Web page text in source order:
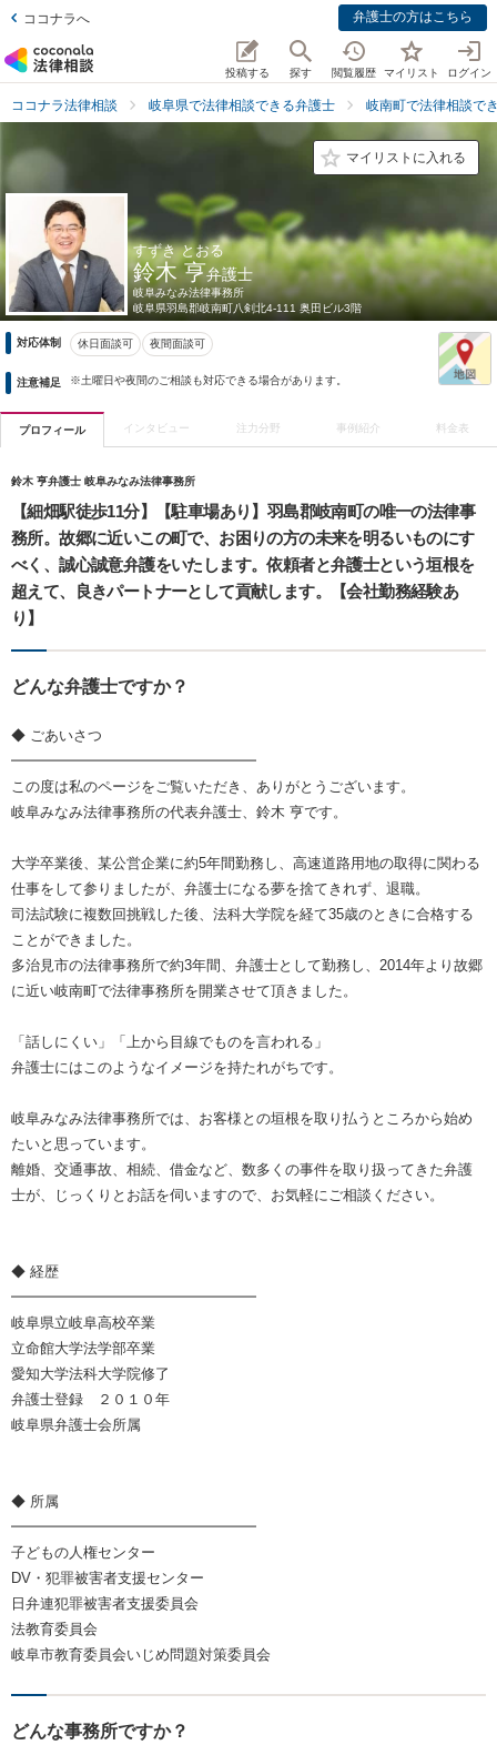
ココナラへ 弁護士の方はこちら
投稿する 探す 閲覧履歴 マイリスト ログイン
ココナラ法律相談 岐阜県で法律相談できる弁護士 岐南町で法律相談で
マイリストに入れる
すずき とおる
鈴木 亨弁護士
岐阜みなみ法律事務所
岐阜県羽島郡岐南町八剣北4-111 奥田ビル3階
対応体制 休日面談可 夜間面談可
注意補足 ※土曜日や夜間のご相談も対応できる場合があります。
プロフィール インタビュー 注力分野 事例紹介 料金表
鈴木 亨弁護士 岐阜みなみ法律事務所
【細畑駅徒歩11分】【駐車場あり】羽島郡岐南町の唯一の法律事
務所。故郷に近いこの町で、お困りの方の未来を明るいものにす
べく、誠心誠意弁護をいたします。依頼者と弁護士という垣根を
超えて、良きパートナーとして貢献します。【会社勤務経験あ
り】
どんな弁護士ですか？
◆ ごあいさつ
━━━━━━━━━━━━━━━━━
この度は私のページをご覧いただき、ありがとうございます。
岐阜みなみ法律事務所の代表弁護士、鈴木 亨です。
大学卒業後、某公営企業に約5年間勤務し、高速道路用地の取得に関わる
仕事をして参りましたが、弁護士になる夢を捨てきれず、退職。
司法試験に複数回挑戦した後、法科大学院を経て35歳のときに合格する
ことができました。
多治見市の法律事務所で約3年間、弁護士として勤務し、2014年より故郷
に近い岐南町で法律事務所を開業させて頂きました。
「話しにくい」「上から目線でものを言われる」
弁護士にはこのようなイメージを持たれがちです。
岐阜みなみ法律事務所では、お客様との垣根を取り払うところから始め
たいと思っています。
離婚、交通事故、相続、借金など、数多くの事件を取り扱ってきた弁護
士が、じっくりとお話を伺いますので、お気軽にご相談ください。
◆ 経歴
━━━━━━━━━━━━━━━━━
岐阜県立岐阜高校卒業
立命館大学法学部卒業
愛知大学法科大学院修了
弁護士登録 ２０１０年
岐阜県弁護士会所属
◆ 所属
━━━━━━━━━━━━━━━━━
子どもの人権センター
DV・犯罪被害者支援センター
日弁連犯罪被害者支援委員会
法教育委員会
岐阜市教育委員会いじめ問題対策委員会
どんな事務所ですか？